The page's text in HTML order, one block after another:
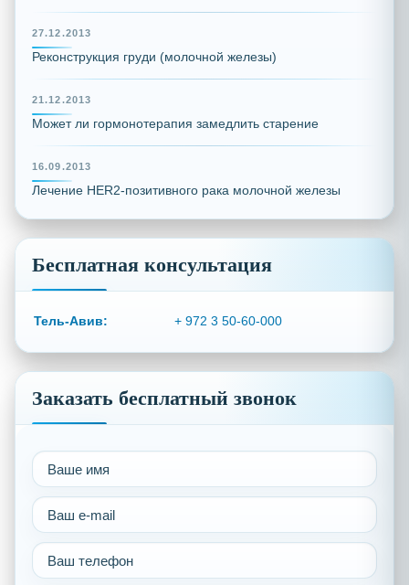
27.12.2013
Реконструкция груди (молочной железы)
21.12.2013
Может ли гормонотерапия замедлить старение
16.09.2013
Лечение HER2-позитивного рака молочной железы
Бесплатная консультация
Тель-Авив: + 972 3 50-60-000
Заказать бесплатный звонок